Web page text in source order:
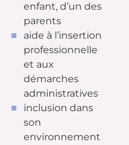
enfant, d’un des
parents
aide à l’insertion
professionnelle
et aux
démarches
administratives
inclusion dans
son
environnement